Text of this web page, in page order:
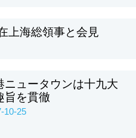
上海総領事と会見
ニュータウンは十九大
旨を貫徹
10-25